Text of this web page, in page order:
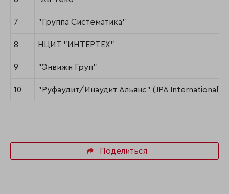
7 "Группа Систематика"
8 НЦИТ "ИНТЕРТЕХ"
9 "Энвижн Груп"
10 "Руфаудит/Инаудит Альянс" (JPA International)
Поделиться